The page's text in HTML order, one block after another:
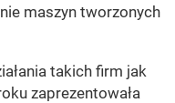
maszyn tworzonych
takich firm jak
zaprezentowała